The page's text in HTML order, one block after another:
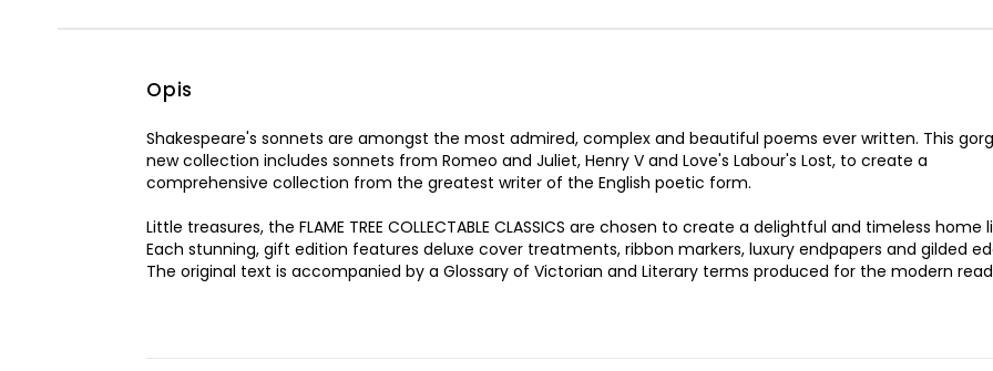
Opis
Shakespeare's sonnets are amongst the most admired, complex and beautiful poems ever written. This
new collection includes sonnets from Romeo and Juliet, Henry V and Love's Labour's Lost, to create a
comprehensive collection from the greatest writer of the English poetic form.
Little treasures, the FLAME TREE COLLECTABLE CLASSICS are chosen to create a delightful and timeless home
Each stunning, gift edition features deluxe cover treatments, ribbon markers, luxury endpapers and gilded
The original text is accompanied by a Glossary of Victorian and Literary terms produced for the modern